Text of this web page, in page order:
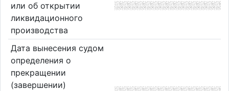
или об открытии
ликвидационного
производства
Дата вынесения судом
определения о
прекращении
(завершении)